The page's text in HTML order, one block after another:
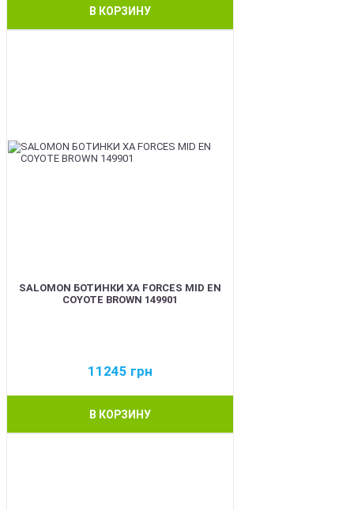
В КОРЗИНУ
SALOMON БОТИНКИ XA FORCES MID EN
COYOTE BROWN 149901
11245 грн
В КОРЗИНУ